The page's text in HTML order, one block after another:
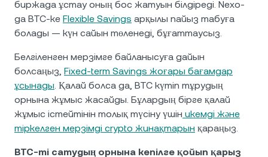
биржада ұстау оның бос жатуын білдіреді. Nexo-
да BTC-ке Flexible Savings арқылы пайыз табуға
болады — күн сайын төленеді, бұғаттаусыз.
Белгіленген мерзімге байланысуға дайын
болсаңыз, Fixed-term Savings жоғары бағамдар
ұсынады. Қалай болса да, BTC күтіп тұрудың
орнына жұмыс жасайды. Бұлардың бірге қалай
жұмыс істейтінін толық түсіну үшін икемді және
тіркелген мерзімді crypto жинақтарын қараңыз.
BTC-ті сатудың орнына кепілге қойып қарыз